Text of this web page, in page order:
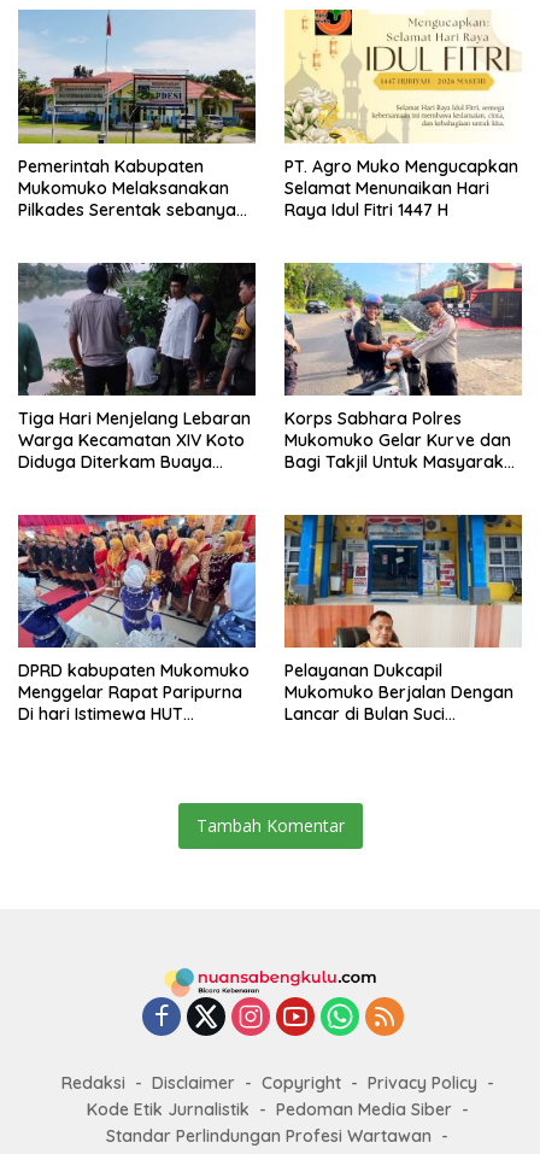
Pemerintah Kabupaten
Mukomuko Melaksanakan
Pilkades Serentak sebanyak
PT. Agro Muko Mengucapkan
Selamat Menunaikan Hari
Raya Idul Fitri 1447 H
Tiga Hari Menjelang Lebaran
Warga Kecamatan XIV Koto
Diduga Diterkam Buaya
Korps Sabhara Polres
Mukomuko Gelar Kurve dan
Bagi Takjil Untuk Masyarakat
DPRD kabupaten Mukomuko
Menggelar Rapat Paripurna
Di hari Istimewa HUT
Pelayanan Dukcapil
Mukomuko Berjalan Dengan
Lancar di Bulan Suci
Tambah Komentar
Redaksi Disclaimer Copyright
Privacy Policy
Kode Etik Jurnalistik
Pedoman Media Siber
Standar Perlindungan Profesi Wartawan